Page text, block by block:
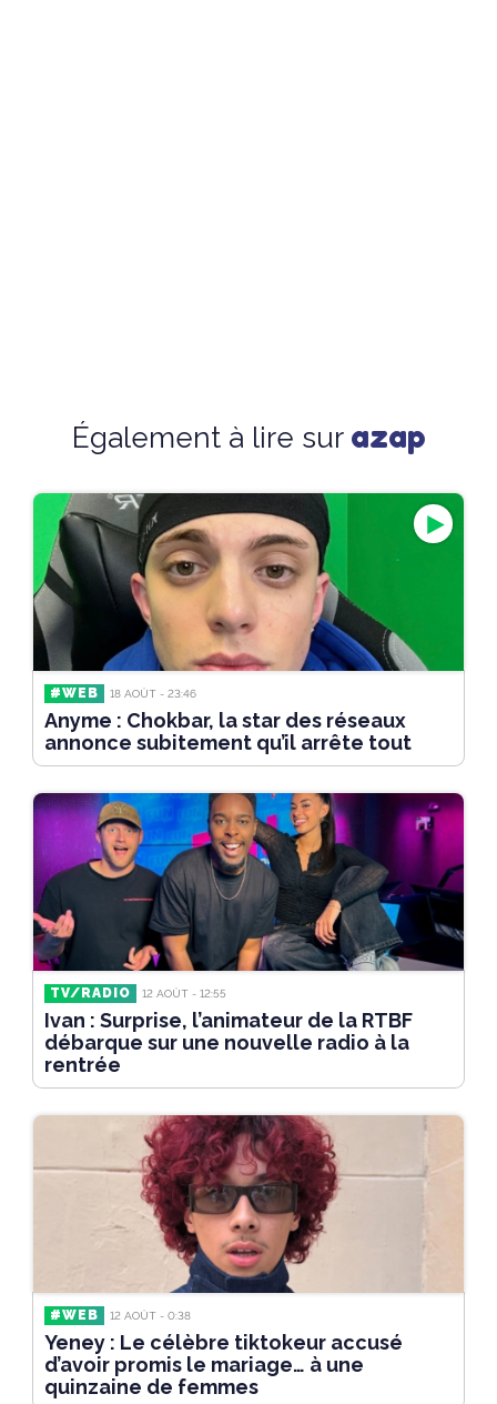
Également à lire sur azap
#WEB 18 AOÛT - 23:46
Anyme : Chokbar, la star des réseaux
annonce subitement qu’il arrête tout
TV/RADIO 12 AOÛT - 12:55
Ivan : Surprise, l’animateur de la RTBF
débarque sur une nouvelle radio à la
rentrée
#WEB 12 AOÛT - 0:38
Yeney : Le célèbre tiktokeur accusé
d’avoir promis le mariage… à une
quinzaine de femmes